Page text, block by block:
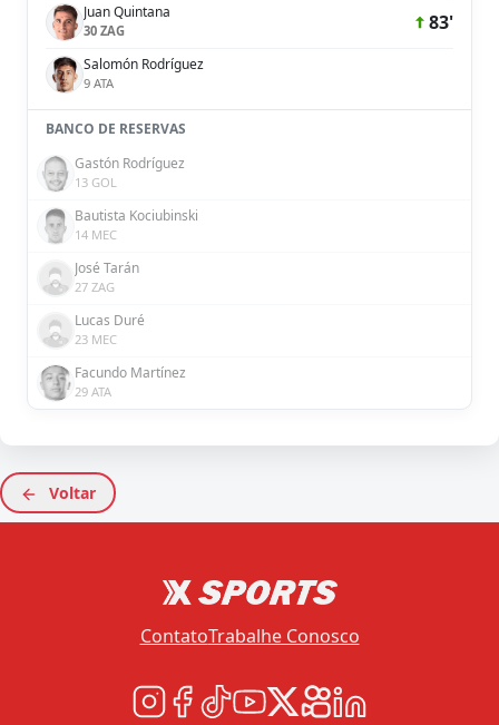
Juan Quintana
30 ZAG 83'
Salomón Rodríguez
9 ATA
BANCO DE RESERVAS
Gastón Rodríguez
13 GOL
Bautista Kociubinski
14 MEC
José Tarán
27 ZAG
Lucas Duré
23 MEC
Facundo Martínez
29 ATA
Voltar
ContatoTrabalhe Conosco